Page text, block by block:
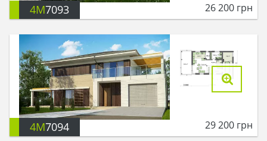
4M7093 26 200 грн
4M7094 29 200 грн